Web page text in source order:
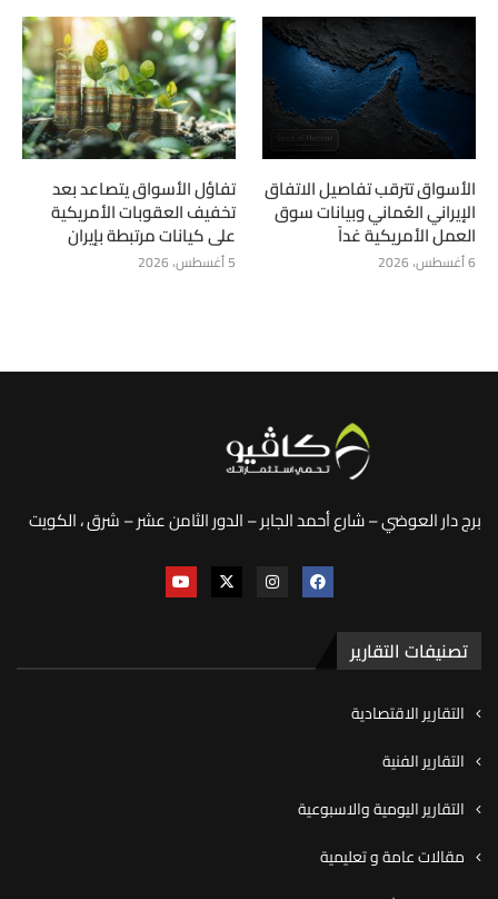
الأسواق تترقب تفاصيل الاتفاق
الإيراني العُماني وبيانات سوق
العمل الأمريكية غداً
6 أغسطس، 2026
تفاؤل الأسواق يتصاعد بعد
تخفيف العقوبات الأمريكية
على كيانات مرتبطة بإيران
5 أغسطس، 2026
برج دار العوضي – شارع أحمد الجابر – الدور الثامن عشر – شرق ، الكويت
تصنيفات التقارير
التقارير الاقتصادية
التقارير الفنية
التقارير اليومية والاسبوعية
مقالات عامة و تعليمية